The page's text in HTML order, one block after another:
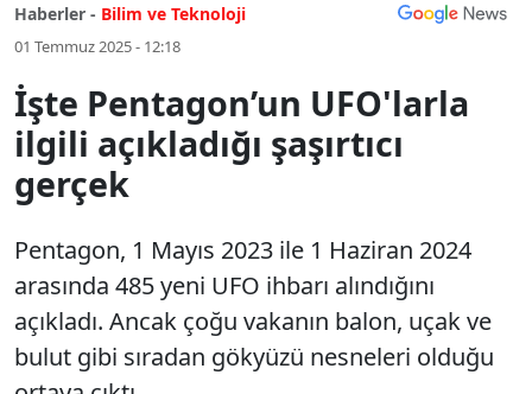
Haberler - Bilim ve Teknoloji
01 Temmuz 2025 - 12:18
İşte Pentagon’un UFO'larla
ilgili açıkladığı şaşırtıcı
gerçek
Pentagon, 1 Mayıs 2023 ile 1 Haziran 2024
arasında 485 yeni UFO ihbarı alındığını
açıkladı. Ancak çoğu vakanın balon, uçak ve
bulut gibi sıradan gökyüzü nesneleri olduğu